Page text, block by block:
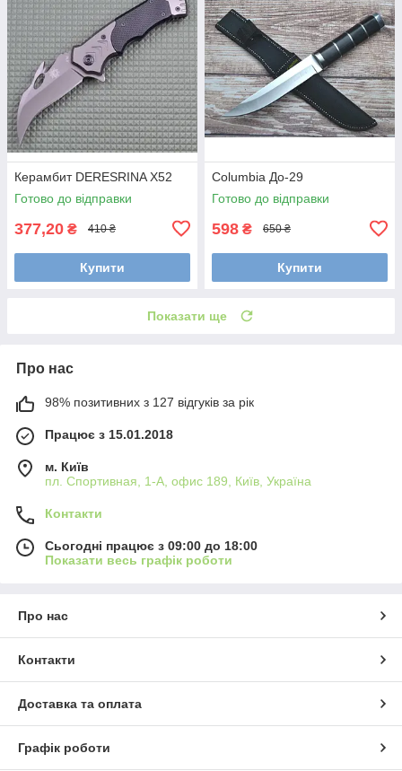
Керамбит DERESRINA Х52
Готово до відправки
377,20 ₴ 410 ₴
Купити
Сolumbia До-29
Готово до відправки
598 ₴ 650 ₴
Купити
Показати ще
Про нас
98% позитивних з 127 відгуків за рік
Працює з 15.01.2018
м. Київ
пл. Спортивная, 1-А, офис 189, Київ, Україна
Контакти
Сьогодні працює з 09:00 до 18:00
Показати весь графік роботи
Про нас
Контакти
Доставка та оплата
Графік роботи